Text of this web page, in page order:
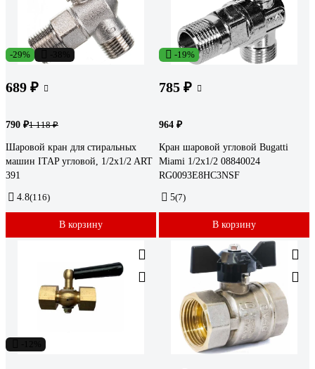
-29%
689 ₽
790 ₽1 118 ₽
Шаровой кран для стиральных
машин ITAP угловой, 1/2x1/2 ART
391
4.8(116)
В корзину
-19%
785 ₽
964 ₽
Кран шаровой угловой Bugatti
Miami 1/2x1/2 08840024
RG0093E8HC3NSF
5(7)
В корзину